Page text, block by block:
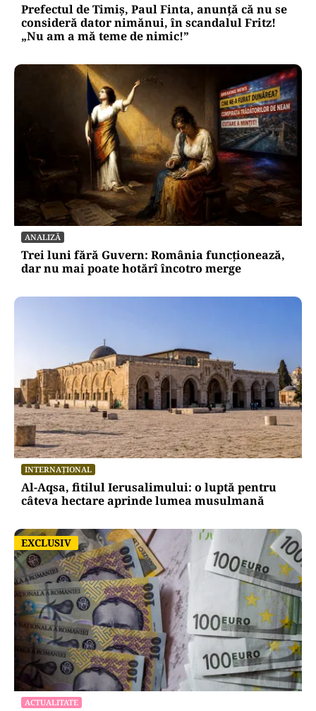
Prefectul de Timiș, Paul Finta, anunță că nu se
consideră dator nimănui, în scandalul Fritz!
„Nu am a mă teme de nimic!”
ANALIZĂ
Trei luni fără Guvern: România funcționează,
dar nu mai poate hotărî încotro merge
INTERNAȚIONAL
Al-Aqsa, fitilul Ierusalimului: o luptă pentru
câteva hectare aprinde lumea musulmană
EXCLUSIV
EXCLUSIV
ACTUALITATE